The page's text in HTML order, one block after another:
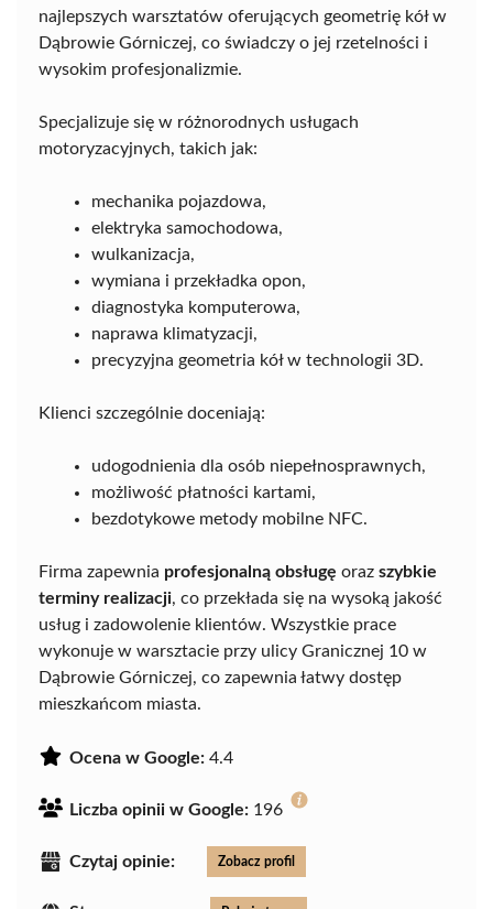
najlepszych warsztatów oferujących geometrię kół w
Dąbrowie Górniczej, co świadczy o jej rzetelności i
wysokim profesjonalizmie.
Specjalizuje się w różnorodnych usługach
motoryzacyjnych, takich jak:
mechanika pojazdowa,
elektryka samochodowa,
wulkanizacja,
wymiana i przekładka opon,
diagnostyka komputerowa,
naprawa klimatyzacji,
precyzyjna geometria kół w technologii 3D.
Klienci szczególnie doceniają:
udogodnienia dla osób niepełnosprawnych,
możliwość płatności kartami,
bezdotykowe metody mobilne NFC.
Firma zapewnia profesjonalną obsługę oraz szybkie
terminy realizacji, co przekłada się na wysoką jakość
usług i zadowolenie klientów. Wszystkie prace
wykonuje w warsztacie przy ulicy Granicznej 10 w
Dąbrowie Górniczej, co zapewnia łatwy dostęp
mieszkańcom miasta.
Ocena w Google: 4.4
Liczba opinii w Google: 196
Czytaj opinie: Zobacz profil